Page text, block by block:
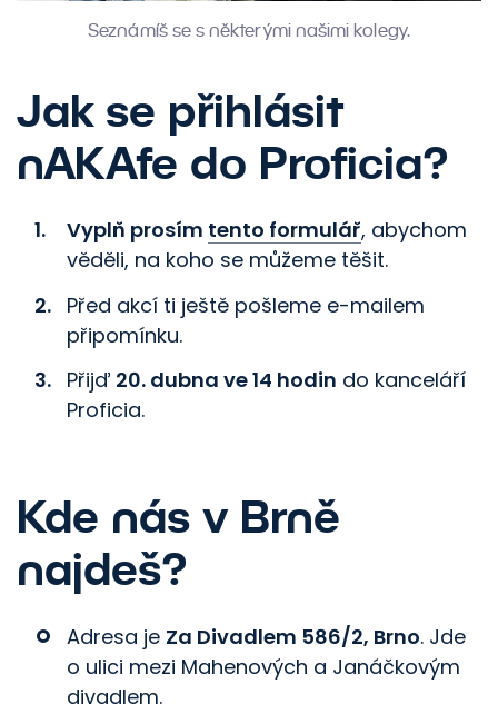
Seznámíš se s některými našimi kolegy.
Jak se přihlásit
nAKAfe do Proficia?
Vyplň prosím tento formulář, abychom
věděli, na koho se můžeme těšit.
Před akcí ti ještě pošleme e-mailem
připomínku.
Přijď 20. dubna ve 14 hodin do kanceláří
Proficia.
Kde nás v Brně
najdeš?
Adresa je Za Divadlem 586/2, Brno. Jde
o ulici mezi Mahenových a Janáčkovým
divadlem.